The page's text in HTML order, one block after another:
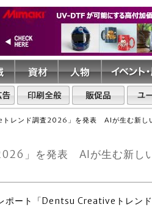
ンド調査2026」を発表 AIが生む新し
」を発表 AIが生む新し
ポート「Dentsu Creativeトレンド